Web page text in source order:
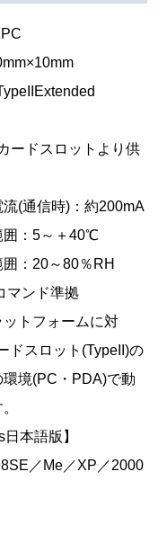
ードスロットより供
(通信時)：約200mA
囲：5～＋40℃
：20～80％RH
マンド準拠
ットフォームに対
ドスロット(TypeII)の
環境(PC・PDA)で動
日本語版】
／Me／XP／2000